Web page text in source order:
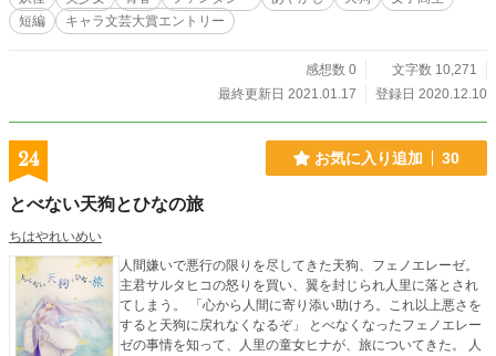
短編
キャラ文芸大賞エントリー
感想数 0
文字数 10,271
最終更新日 2021.01.17
登録日 2020.12.10
24 お気に入り追加 30
とべない天狗とひなの旅
ちはやれいめい
人間嫌いで悪行の限りを尽してきた天狗、フェノエレーゼ。
主君サルタヒコの怒りを買い、翼を封じられ人里に落とされ
てしまう。 「心から人間に寄り添い助けろ。これ以上悪さを
すると天狗に戻れなくなるぞ」 とべなくなったフェノエレー
ゼの事情を知って、人里の童女ヒナが、旅についてきた。 人